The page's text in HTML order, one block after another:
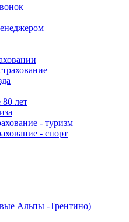
лет
- туризм
- спорт
Альпы -Трентино)